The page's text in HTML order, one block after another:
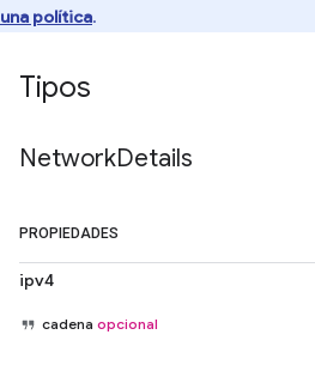
una política.
Tipos
NetworkDetails
PROPIEDADES
ipv4
cadena opcional